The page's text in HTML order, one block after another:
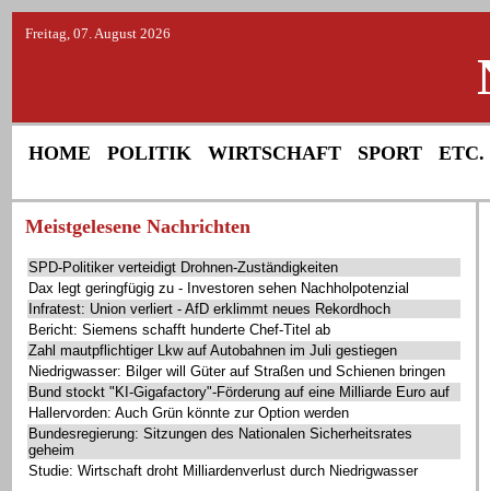
Freitag, 07. August 2026
HOME POLITIK WIRTSCHAFT SPORT ETC.
Meistgelesene Nachrichten
SPD-Politiker verteidigt Drohnen-Zuständigkeiten
Dax legt geringfügig zu - Investoren sehen Nachholpotenzial
Infratest: Union verliert - AfD erklimmt neues Rekordhoch
Bericht: Siemens schafft hunderte Chef-Titel ab
Zahl mautpflichtiger Lkw auf Autobahnen im Juli gestiegen
Niedrigwasser: Bilger will Güter auf Straßen und Schienen bringen
Bund stockt "KI-Gigafactory"-Förderung auf eine Milliarde Euro auf
Hallervorden: Auch Grün könnte zur Option werden
Bundesregierung: Sitzungen des Nationalen Sicherheitsrates
geheim
Studie: Wirtschaft droht Milliardenverlust durch Niedrigwasser